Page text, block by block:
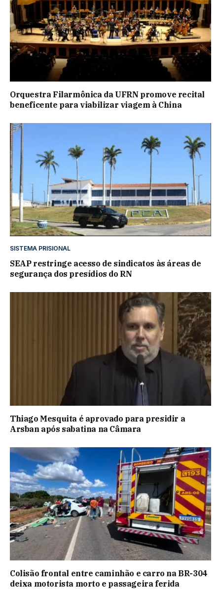
Orquestra Filarmônica da UFRN promove recital
beneficente para viabilizar viagem à China
SISTEMA PRISIONAL
SEAP restringe acesso de sindicatos às áreas de
segurança dos presídios do RN
Thiago Mesquita é aprovado para presidir a
Arsban após sabatina na Câmara
Colisão frontal entre caminhão e carro na BR-304
deixa motorista morto e passageira ferida